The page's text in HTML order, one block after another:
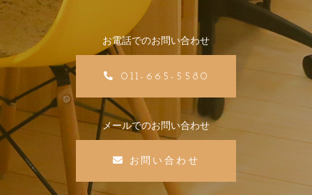
お電話でのお問い合わせ
011-665-5580
メールでのお問い合わせ
お問い合わせ